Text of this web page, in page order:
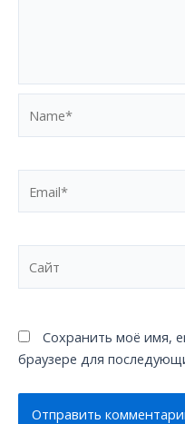
Сохранить моё имя,
браузере для